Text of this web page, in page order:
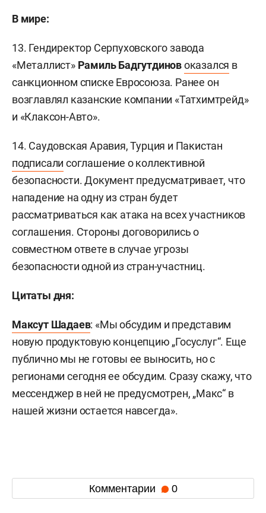
В мире:
13. Гендиректор Серпуховского завода
«Металлист» Рамиль Бадгутдиновоказался в
санкционном списке Евросоюза. Ранее он
возглавлял казанские компании «Татхимтрейд»
и «Клаксон-Авто».
14. Саудовская Аравия, Турция и Пакистан
подписали соглашение о коллективной
безопасности. Документ предусматривает, что
нападение на одну из стран будет
рассматриваться как атака на всех участников
соглашения. Стороны договорились о
совместном ответе в случае угрозы
безопасности одной из стран-участниц.
Цитаты дня:
Максут Шадаев: «Мы обсудим и представим
новую продуктовую концепцию „Госуслуг“. Еще
публично мы не готовы ее выносить, но с
регионами сегодня ее обсудим. Сразу скажу, что
мессенджер в ней не предусмотрен, „Макс“ в
нашей жизни остается навсегда».
Комментарии 0